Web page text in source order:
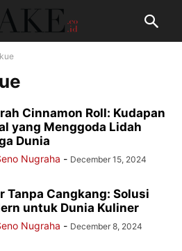
Cinnamon Roll: Kudapan
yang Menggoda Lidah
Dunia
Nugraha - December 15, 2024
Tanpa Cangkang: Solusi
untuk Dunia Kuliner
Nugraha - December 8, 2024